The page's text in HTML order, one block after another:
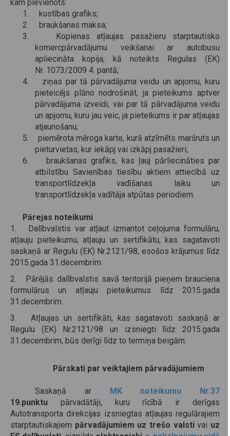
kam pievienots:
1. kustības grafiks;
2. braukšanas maksa;
3. Kopienas atļaujas pasažieru starptautisko
komercpārvadājumu veikšanai ar autobusu
apliecināta kopija, kā noteikts Regulas (EK)
Nr. 1073/2009 4. pantā;
4. ziņas par tā pārvadājuma veidu un apjomu, kuru
pieteicējs plāno nodrošināt, ja pieteikums aptver
pārvadājuma izveidi, vai par tā pārvadājuma veidu
un apjomu, kuru jau veic, ja pieteikums ir par atļaujas
atjaunošanu;
5. piemērota mēroga karte, kurā atzīmēts maršruts un
pieturvietas, kur iekāpj vai izkāpj pasažieri;
6. braukšanas grafiks, kas ļauj pārliecināties par
atbilstību Savienības tiesību aktiem attiecībā uz
transportlīdzekļa vadīšanas laiku un
transportlīdzekļa vadītāja atpūtas periodiem.
Pārejas noteikumi
1. Dalībvalstis var atļaut izmantot ceļojuma formulāru,
atļauju pieteikumu, atļauju un sertifikātu, kas sagatavoti
saskaņā ar Regulu (EK) Nr.2121/98, esošos krājumus līdz
2015.gada 31.decembrim.
2. Pārējās dalībvalstis savā teritorijā pieņem brauciena
formulārus un atļauju pieteikumus līdz 2015.gada
31.decembrim.
3. Atļaujas un sertifikāti, kas sagatavoti saskaņā ar
Regulu (EK) Nr.2121/98 un izsniegti līdz 2015.gada
31.decembrim, būs derīgi līdz to termiņa beigām.
Pārskati par veiktajiem pārvadājumiem
Saskaņā ar
MK noteikumu Nr.37
19.punktu pārvadātāji, kuru rīcībā ir derīgas
Autotransporta direkcijas izsniegtas atļaujas regulārajiem
starptautiskajiem pārvadājumiem uz trešo valstivai uz